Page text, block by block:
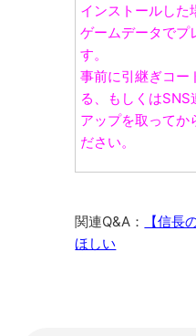
インストールした
ゲームデータでプ
す。
事前に引継ぎコー
る、もしくは
アップを取ってか
ださい。
関連Q&A：
【信長
ほしい